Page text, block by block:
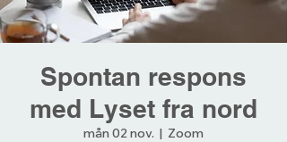
Spontan respons
med Lyset fra nord
mån 02 nov.
  |
Zoom